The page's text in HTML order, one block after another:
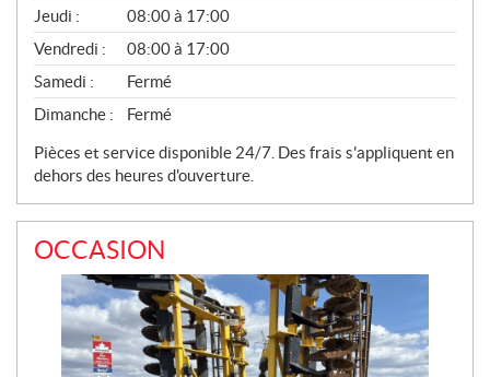
Jeudi :
08:00 à 17:00
Vendredi :
08:00 à 17:00
Samedi :
Fermé
Dimanche :
Fermé
Pièces et service disponible 24/7. Des frais s'appliquent en
dehors des heures d'ouverture.
OCCASION